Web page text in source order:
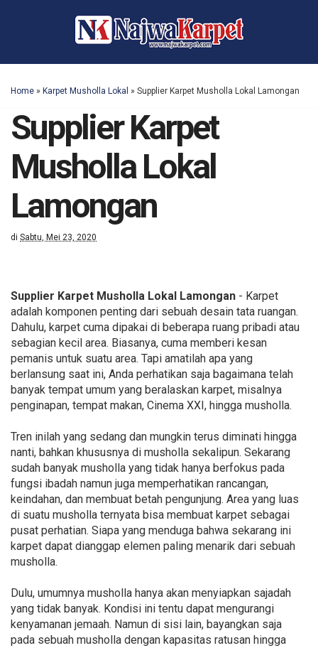
Home » Karpet Musholla Lokal » Supplier Karpet Musholla Lokal Lamongan
Supplier Karpet
Musholla Lokal
Lamongan
di Sabtu, Mei 23, 2020
Supplier Karpet Musholla Lokal Lamongan - Karpet
adalah komponen penting dari sebuah desain tata ruangan.
Dahulu, karpet cuma dipakai di beberapa ruang pribadi atau
sebagian kecil area. Biasanya, cuma memberi kesan
pemanis untuk suatu area. Tapi amatilah apa yang
berlansung saat ini, Anda perhatikan saja bagaimana telah
banyak tempat umum yang beralaskan karpet, misalnya
penginapan, tempat makan, Cinema XXI, hingga musholla.
Tren inilah yang sedang dan mungkin terus diminati hingga
nanti, bahkan khususnya di musholla sekalipun. Sekarang
sudah banyak musholla yang tidak hanya berfokus pada
fungsi ibadah namun juga memperhatikan rancangan,
keindahan, dan membuat betah pengunjung. Area yang luas
di suatu musholla ternyata bisa membuat karpet sebagai
pusat perhatian. Siapa yang menduga bahwa sekarang ini
karpet dapat dianggap elemen paling menarik dari sebuah
musholla.
Dulu, umumnya musholla hanya akan menyiapkan sajadah
yang tidak banyak. Kondisi ini tentu dapat mengurangi
kenyamanan jemaah. Namun di sisi lain, bayangkan saja
pada sebuah musholla dengan kapasitas ratusan hingga